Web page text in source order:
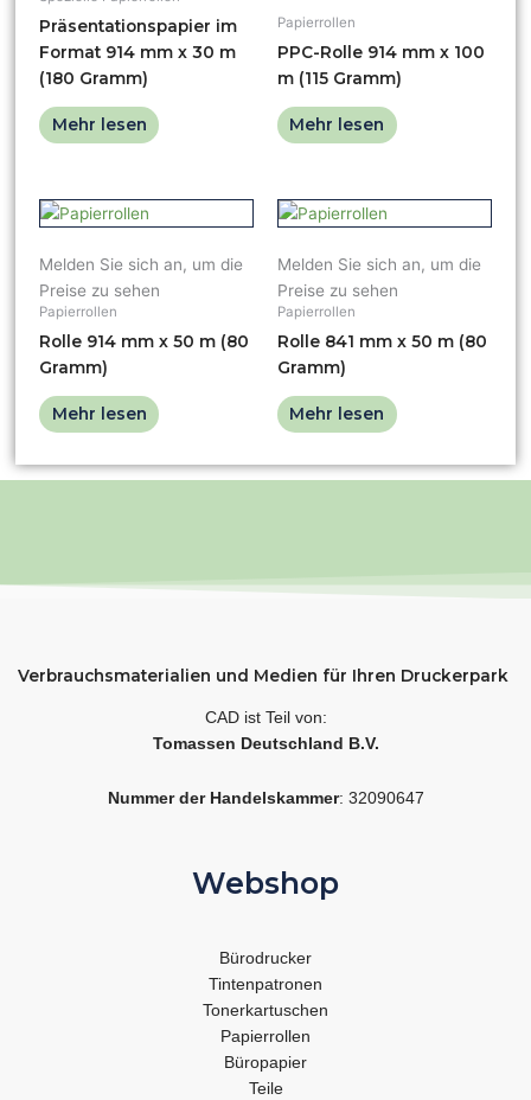
Präsentationspapier im
Format 914 mm x 30 m
(180 Gramm)
Mehr lesen
Papierrollen
PPC-Rolle 914 mm x 100
m (115 Gramm)
Mehr lesen
Melden Sie sich an, um die
Preise zu sehen
Papierrollen
Rolle 914 mm x 50 m (80
Gramm)
Mehr lesen
Melden Sie sich an, um die
Preise zu sehen
Papierrollen
Rolle 841 mm x 50 m (80
Gramm)
Mehr lesen
Verbrauchsmaterialien und Medien für Ihren Druckerpark
CAD ist Teil von:
Tomassen Deutschland B.V.
Nummer der Handelskammer: 32090647
Webshop
Bürodrucker
Tintenpatronen
Tonerkartuschen
Papierrollen
Büropapier
Teile